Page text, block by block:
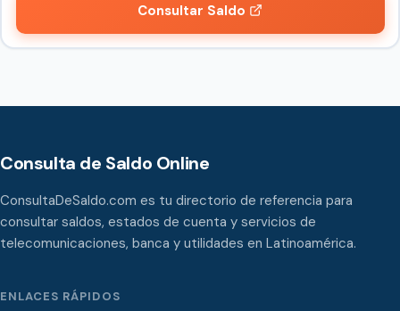
Consultar Saldo
Consulta de Saldo Online
ConsultaDeSaldo.com es tu directorio de referencia para
consultar saldos, estados de cuenta y servicios de
telecomunicaciones, banca y utilidades en Latinoamérica.
ENLACES RÁPIDOS